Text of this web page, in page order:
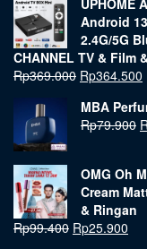
UPHOME
Android
2.4G/5G
CHANNEL TV & Film
Rp369.000 Rp364.500
MBA
Rp79.900
OMG Oh
Cream
& Ringan
Rp99.400 Rp25.900